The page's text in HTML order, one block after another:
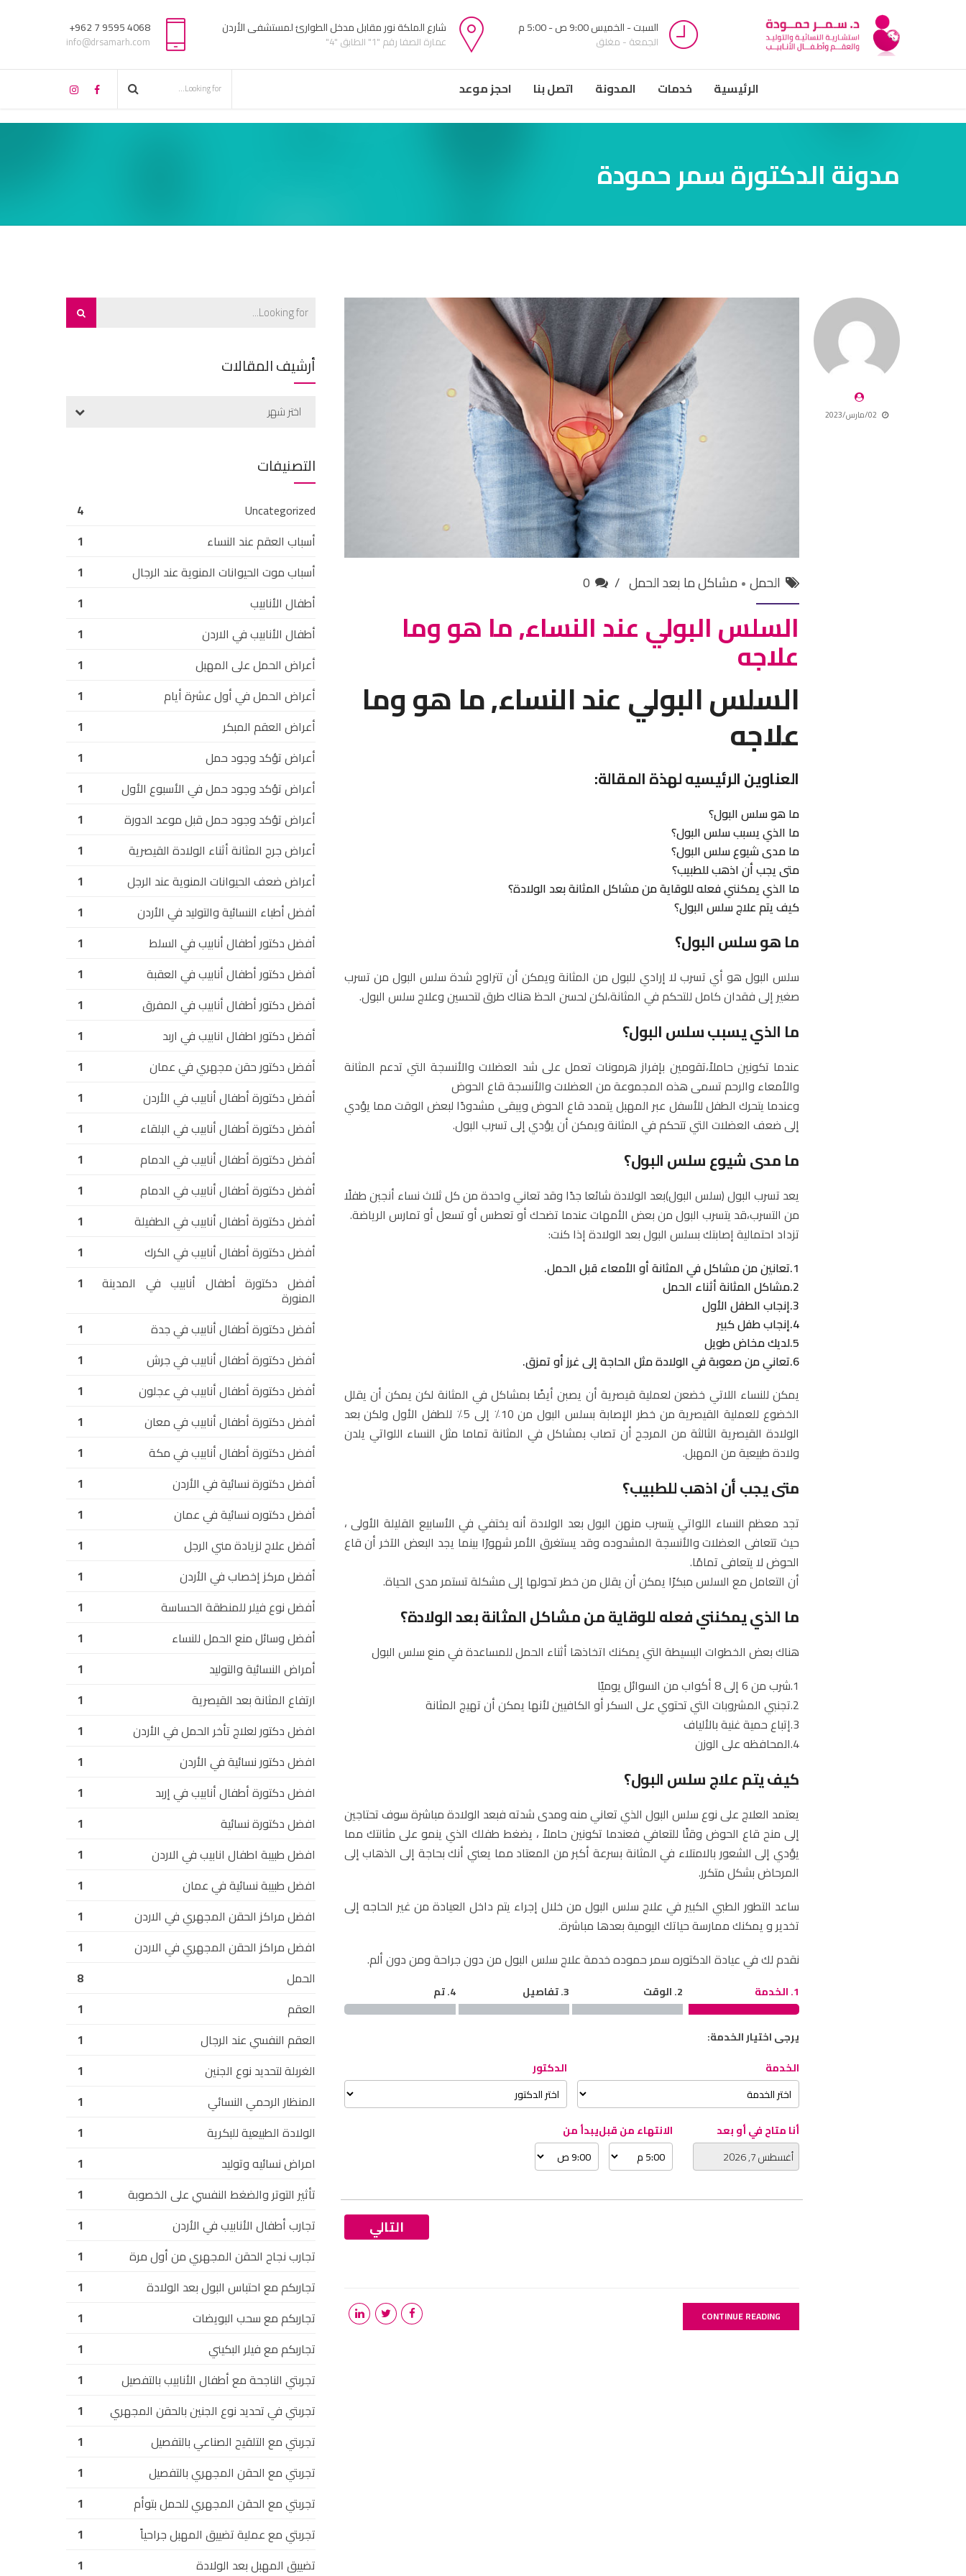
السبت - الخميس 9:00 ص - 5:00 م
الجمعة - مغلق
شارع الملكة نور مقابل مدخل الطوارئ لمستشفى الأردن
عمارة الصفا رقم "1" الطابق "4"
4068 9595 7 962+
info@drsamarh.com
الرئيسية خدمات المدونة اتصل بنا احجز موعد
مدونة الدكتورة سمر حمودة
02/مارس/2023
الحمل مشاكل ما بعد الحمل 0
السلس البولي عند النساء, ما هو وما
علاجه
السلس البولي عند النساء, ما هو وما
علاجه
العناوين الرئيسيه لهذة المقالة:
ما هو سلس البول؟
ما الذي يسبب سلس البول؟
ما مدى شيوع سلس البول؟
متى يجب أن اذهب للطبيب؟
ما الذي يمكنني فعله للوقاية من مشاكل المثانة بعد الولادة؟
كيف يتم علاج سلس البول؟
ما هو سلس البول؟
سلس البول هو أي تسرب لا إرادي للبول من المثانة ويمكن أن تتراوح شدة سلس البول من تسرب
صغير إلى فقدان كامل للتحكم في المثانة،لكن لحسن الحظ هناك طرق لتحسين وعلاج سلس البول.
ما الذي يسبب سلس البول؟
عندما تكونين حاملاً،تقومين بإفراز هرمونات تعمل على شد العضلات والأنسجة التي تدعم المثانة
والأمعاء والرحم تسمى هذه المجموعة من العضلات والأنسجة قاع الحوض
وعندما يتحرك الطفل للأسفل عبر المهبل يتمدد قاع الحوض ويبقى مشدودًا لبعض الوقت مما يؤدي
إلى ضعف العضلات التي تتحكم في المثانة ويمكن أن يؤدي إلى تسرب البول.
ما مدى شيوع سلس البول؟
يعد تسرب البول (سلس البول)بعد الولادة شائعا جدًا وقد تعاني واحدة من كل ثلاث نساء أنجبن طفلًا
من التسرب،قد يتسرب البول من بعض الأمهات عندما تضحك أو تعطس أو تسعل أو تمارس الرياضة.
تزداد احتمالية إصابتك بسلس البول بعد الولادة إذا كنت:
1.تعانين من مشاكل في المثانة أو الأمعاء قبل الحمل.
2.مشاكل المثانة أثناء الحمل
3.إنجاب الطفل الأول
4.إنجاب طفل كبير
5.لديك مخاض طويل
6.تعاني من صعوبة في الولادة مثل الحاجة إلى غرز أو تمزق.
يمكن للنساء اللاتي خضعن لعملية قيصرية أن يصبن أيضًا بمشاكل في المثانة لكن يمكن أن يقلل
الخضوع للعملية القيصرية من خطر الإصابة بسلس البول من 10٪ إلى 5٪ للطفل الأول ولكن بعد
الولادة القيصرية الثالثة من المرجح أن تصاب بمشاكل في المثانة تماما مثل النساء اللواتي يلدن
ولادة طبيعية من المهبل.
متى يجب أن اذهب للطبيب؟
تجد معظم النساء اللواتي يتسرب منهن البول بعد الولادة أنه يختفي في الأسابيع القليلة الأولى ،
حيث تتعافى العضلات والأنسجة المشدوده وقد يستغرق الأمر شهورًا بينما يجد البعض الآخر أن قاع
الحوض لا يتعافى تمامًا.
أن التعامل مع السلس مبكرًا يمكن أن يقلل من خطر تحولها إلى مشكلة تستمر مدى الحياة.
ما الذي يمكنني فعله للوقاية من مشاكل المثانة بعد الولادة؟
هناك بعض الخطوات البسيطة التي يمكنك اتخاذها أثناء الحمل للمساعدة في منع سلس البول
1.شرب من 6 إلى 8 أكواب من السوائل يوميًا
2.تجنبي المشروبات التي تحتوي على السكر أو الكافيين لأنها يمكن أن تهيج المثانة
3.إتباع حمية غنية بالألياف
4.المحافظه على الوزن
كيف يتم علاج سلس البول؟
يعتمد العلاج على نوع سلس البول الذي تعاني منه ومدى شدته فبعد الولادة مباشرة سوف تحتاجين
إلى منح قاع الحوض وقتًا للتعافي فعندما تكونين حاملاً ، يضغط طفلك الذي ينمو على مثانتك مما
يؤدي إلى الشعور بالامتلاء في المثانة بسرعة أكبر من المعتاد مما يعني أنك بحاجة إلى الذهاب إلى
المرحاض بشكل متكرر.
ساعد التطور الطبي الكبير في علاج سلس البول من خلال إجراء يتم داخل العيادة من غير الحاجه إلى
تخدير و يمكنك ممارسة حياتك اليومية بعدها مباشرة.
نقدم لك في عيادة الدكتوره سمر حموده خدمة علاج سلس البول من دون جراحة ومن دون ألم.
1. الخدمة 2. الوقت 3. تفاصيل 4. تم
يرجى اختيار الخدمة:
الخدمة
الدكتور
أنا متاح في أو بعد الانتهاء من قبليبدأ من
التالي
CONTINUE READING
أرشيف المقالات
اختر شهر
التصنيفات
Uncategorized
4
أسباب العقم عند النساء
1
أسباب موت الحيوانات المنوية عند الرجال
1
أطفال الأنابيب
1
أطفال الأنابيب في الاردن
1
أعراض الحمل على المهبل
1
أعراض الحمل في أول عشرة أيام
1
أعراض العقم المبكر
1
أعراض تؤكد وجود حمل
1
أعراض تؤكد وجود حمل في الأسبوع الأول
1
أعراض تؤكد وجود حمل قبل موعد الدورة
1
أعراض جرح المثانة أثناء الولادة القيصرية
1
أعراض ضعف الحيوانات المنوية عند الرجل
1
أفضل أطباء النسائية والتوليد في الأردن
1
أفضل دكتور أطفال أنابيب في السلط
1
أفضل دكتور أطفال أنابيب في العقبة
1
أفضل دكتور أطفال أنابيب في المفرق
1
أفضل دكتور اطفال انابيب في اربد
1
أفضل دكتور حقن مجهري في عمان
1
أفضل دكتورة أطفال أنابيب في الأردن
1
أفضل دكتورة أطفال أنابيب في البلقاء
1
أفضل دكتورة أطفال أنابيب في الدمام
1
أفضل دكتورة أطفال أنابيب في الدمام
1
أفضل دكتورة أطفال أنابيب في الطفيلة
1
أفضل دكتورة أطفال أنابيب في الكرك
1
أفضل دكتورة أطفال أنابيب في المدينة
المنورة
1
أفضل دكتورة أطفال أنابيب في جدة
1
أفضل دكتورة أطفال أنابيب في جرش
1
أفضل دكتورة أطفال أنابيب في عجلون
1
أفضل دكتورة أطفال أنابيب في معان
1
أفضل دكتورة أطفال أنابيب في مكة
1
أفضل دكتورة نسائية في الأردن
1
أفضل دكتوره نسائية في عمان
1
أفضل علاج لزيادة مني الرجل
1
أفضل مركز إخصاب في الأردن
1
أفضل نوع فيلر للمنطقة الحساسة
1
أفضل وسائل منع الحمل للنساء
1
أمراض النسائية والتوليد
1
ارتفاع المثانة بعد القيصرية
1
افضل دكتور لعلاج تأخر الحمل في الأردن
1
افضل دكتور نسائية في الأردن
1
افضل دكتورة أطفال أنابيب في إربد
1
افضل دكتورة نسائية
1
افضل طبيبة اطفال انابيب في الاردن
1
افضل طبيبة نسائية في عمان
1
افضل مراكز الحقن المجهري في الاردن
1
افضل مراكز الحقن المجهري في الاردن
1
الحمل
8
العقم
1
العقم النفسي عند الرجال
1
الغربلة لتحديد نوع الجنين
1
المنظار الرحمي النسائي
1
الولادة الطبيعية للبكرية
1
امراض نسائيه وتوليد
1
تأثير التوتر والضغط النفسي على الخصوبة
1
تجارب أطفال الأنابيب في الأردن
1
تجارب نجاح الحقن المجهري من أول مرة
1
تجاربكم مع احتباس البول بعد الولادة
1
تجاربكم مع سحب البويضات
1
تجاربكم مع فيلر البكيني
1
تجربتي الناجحة مع أطفال الأنابيب بالتفصيل
1
تجربتي في تحديد نوع الجنين بالحقن المجهري
1
تجربتي مع التلقيح الصناعي بالتفصيل
1
تجربتي مع الحقن المجهري بالتفصيل
1
تجربتي مع الحقن المجهري للحمل بتوأم
1
تجربتي مع عملية تضييق المهبل جراحياً
1
تضييق المهبل بعد الولادة
1